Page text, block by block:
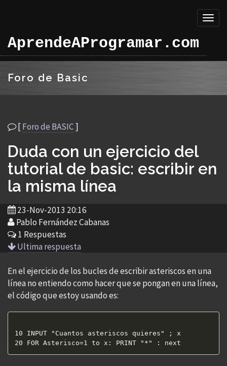
AprendeAProgramar.com
Foro de Basic
[Foro de BASIC]
Duda con un ejercicio del
tutorial de basic: escribir en
la misma línea
23-Nov-2013 20:16
Pablo Fernández Cabanas
1 Respuestas
Ultima respuesta
En el ejercicio de los bucles de escribir asteriscos en una
línea no entiendo como hacer que se pongan en una línea,
el código que estoy usando es:
10 INPUT "Cuantos asteriscos quieres" ; x